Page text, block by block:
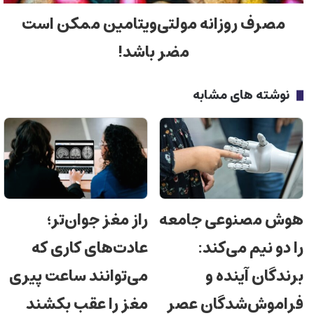
مصرف روزانه مولتی‌ویتامین ممکن است
مضر باشد!
نوشته های مشابه
هوش مصنوعی جامعه
را دو نیم می‌کند:
برندگان آینده و
فراموش‌شدگان عصر
راز مغز جوان‌تر؛
عادت‌های کاری که
می‌توانند ساعت پیری
مغز را عقب بکشند